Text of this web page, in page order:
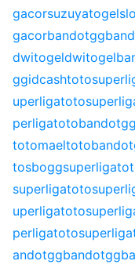
gacorsuzuyatogel
gacorbandotgg
dwitogeldwitogel
ggidcashtoto
uperligatoto
perligatotobandotgg
totomaeltoto
tosbogg
superligatoto
uperligatoto
perligatoto
andotggbandotgg